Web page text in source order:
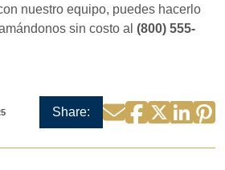
nuestro equipo, puedes hacerlo
sin costo al (800) 555-
Share: EmailFacebook
Twitter